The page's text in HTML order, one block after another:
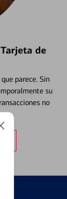
de
parece. Sin
su
no